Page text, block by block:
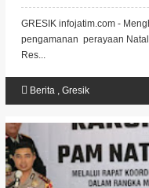
Narkoba
GRESIK infojatim.com -
pengamanan perayaan
Res...
Berita, Gresik